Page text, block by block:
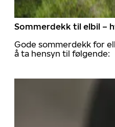
Sommerdekk til elbil –
Gode sommerdekk for
å ta hensyn til følgende: